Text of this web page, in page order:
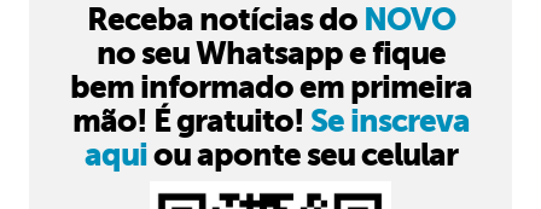
Receba notícias do NOVO
no seu Whatsapp e fique
bem informado em primeira
mão! É gratuito! Se inscreva
aquiou aponte seu celular